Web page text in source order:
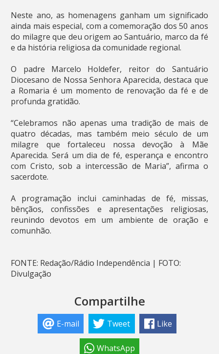
Neste ano, as homenagens ganham um significado
ainda mais especial, com a comemoração dos 50 anos
do milagre que deu origem ao Santuário, marco da fé
e da história religiosa da comunidade regional.
O padre Marcelo Holdefer, reitor do Santuário
Diocesano de Nossa Senhora Aparecida, destaca que
a Romaria é um momento de renovação da fé e de
profunda gratidão.
“Celebramos não apenas uma tradição de mais de
quatro décadas, mas também meio século de um
milagre que fortaleceu nossa devoção à Mãe
Aparecida. Será um dia de fé, esperança e encontro
com Cristo, sob a intercessão de Maria”, afirma o
sacerdote.
A programação inclui caminhadas de fé, missas,
bênçãos, confissões e apresentações religiosas,
reunindo devotos em um ambiente de oração e
comunhão.
FONTE: Redação/Rádio Independência | FOTO:
Divulgação
Compartilhe
E-mail Tweet Like
WhatsApp